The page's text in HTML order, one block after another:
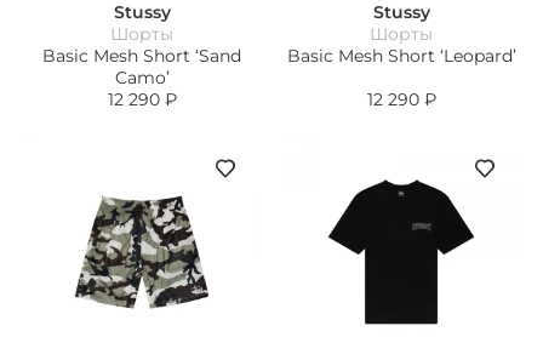
Stussy
Шорты
Basic Mesh Short ‘Sand
Camo’
12 290 ₽
Stussy
Шорты
Basic Mesh Short ‘Leopard’
12 290 ₽